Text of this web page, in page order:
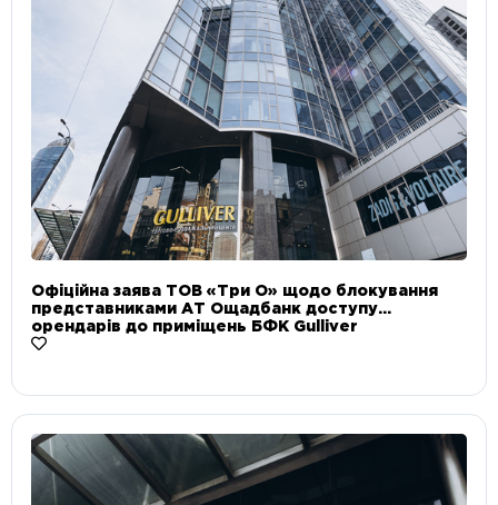
Офіційна заява ТОВ «Три О» щодо блокування
представниками АТ Ощадбанк доступу
орендарів до приміщень БФК Gulliver